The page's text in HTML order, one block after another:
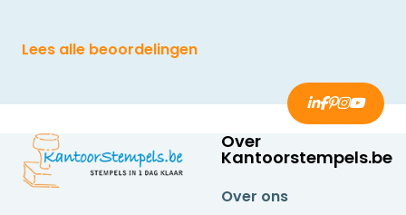
Lees alle beoordelingen
Over
Kantoorstempels.be
Over ons